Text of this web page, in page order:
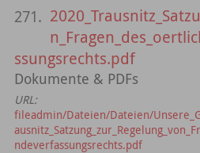
271.
ssungsrechts.pdf
Dokumente & PDFs
URL:
fileadmin/Dateien/Dateien/
ndeverfassungsrechts.pdf